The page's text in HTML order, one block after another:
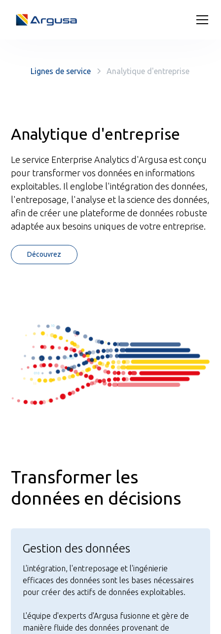
Lignes de service Analytique d'entreprise
Analytique d'entreprise
Le service Enterprise Analytics d'Argusa est conçu
pour transformer vos données en informations
exploitables. Il englobe l'intégration des données,
l'entreposage, l'analyse et la science des données,
afin de créer une plateforme de données robuste
adaptée aux besoins uniques de votre entreprise.
Découvrez
Transformer les
données en décisions
Gestion des données
L'intégration, l'entreposage et l'ingénierie
efficaces des données sont les bases nécessaires
pour créer des actifs de données exploitables.
L'équipe d'experts d'Argusa fusionne et gère de
manière fluide des données provenant de